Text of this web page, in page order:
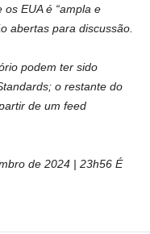
EUA é “ampla e
abertas para discussão.
podem ter sido
o restante do
de um feed
de 2024 | 23h56 É